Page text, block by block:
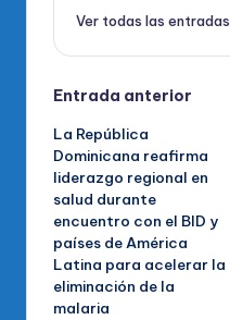
Ver todas las entradas
Navegación
de
entradas
Entrada anterior
La República
Dominicana reafirma
liderazgo regional en
salud durante
encuentro con el BID y
países de América
Latina para acelerar la
eliminación de la
malaria